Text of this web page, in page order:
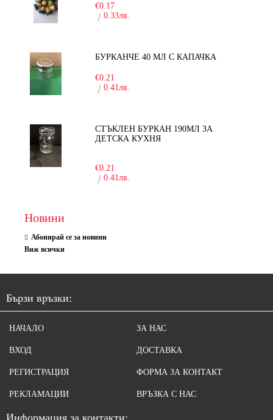
€0.17
0.33лв.
БУРКАНЧЕ 40 МЛ С КАПАЧКА
€0.21
0.41лв.
СТЪКЛЕН БУРКАН 190МЛ ЗА
ДЕТСКА КУХНЯ
€0.21
0.41лв.
Новини
Абонирай се за новини
Виж всички
Бързи връзки:
НАЧАЛО
ВХОД
РЕГИСТРАЦИЯ
РЕКЛАМАЦИИ
ЗА НАС
ДОСТАВКА
ФОРМА ЗА КОНТАКТ
ВРЪЗКА С НАС
Информация за контакти: